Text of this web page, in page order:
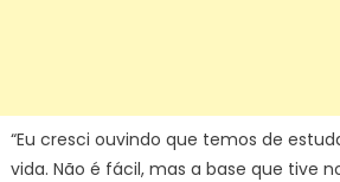
“Eu cresci ouvindo que temos de
vida. Não é fácil, mas a base que tive